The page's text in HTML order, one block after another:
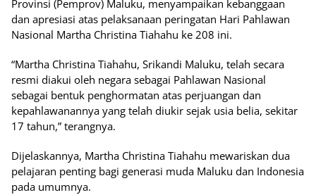
Provinsi (Pemprov) Maluku, menyampaikan kebanggaan
dan apresiasi atas pelaksanaan peringatan Hari Pahlawan
Nasional Martha Christina Tiahahu ke 208 ini.
“Martha Christina Tiahahu, Srikandi Maluku, telah secara
resmi diakui oleh negara sebagai Pahlawan Nasional
sebagai bentuk penghormatan atas perjuangan dan
kepahlawanannya yang telah diukir sejak usia belia, sekitar
17 tahun,” terangnya.
Dijelaskannya, Martha Christina Tiahahu mewariskan dua
pelajaran penting bagi generasi muda Maluku dan Indonesia
pada umumnya.